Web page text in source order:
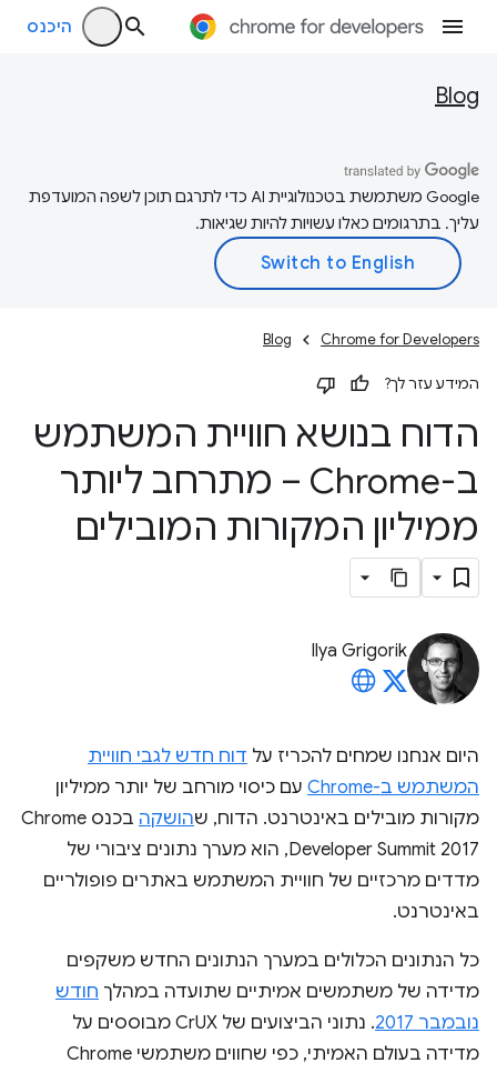
היכנס
Blog
‫Google משתמשת בטכנולוגיית AI כדי לתרגם תוכן לשפה המועדפת
עליך. בתרגומים כאלו עשויות להיות שגיאות.
Chrome for Developers
Blog
המידע עזר לך?
הדוח בנושא חוויית המשתמש
ב-Chrome – מתרחב ליותר
ממיליון המקורות המובילים
Ilya Grigorik
היום אנחנו שמחים להכריז על דוח חדש לגבי חוויית
המשתמש ב-Chrome
עם כיסוי מורחב של יותר ממיליון
מקורות מובילים באינטרנט. הדוח, שהושקה
בכנס Chrome
Developer Summit 2017, הוא מערך נתונים ציבורי של
מדדים מרכזיים של חוויית המשתמש באתרים פופולריים
באינטרנט.
כל הנתונים הכלולים במערך הנתונים החדש משקפים
מדידה של משתמשים אמיתיים שתועדה במהלך חודש
נובמבר 2017
. נתוני הביצועים של CrUX מבוססים על
מדידה בעולם האמיתי, כפי שחווים משתמשי Chrome